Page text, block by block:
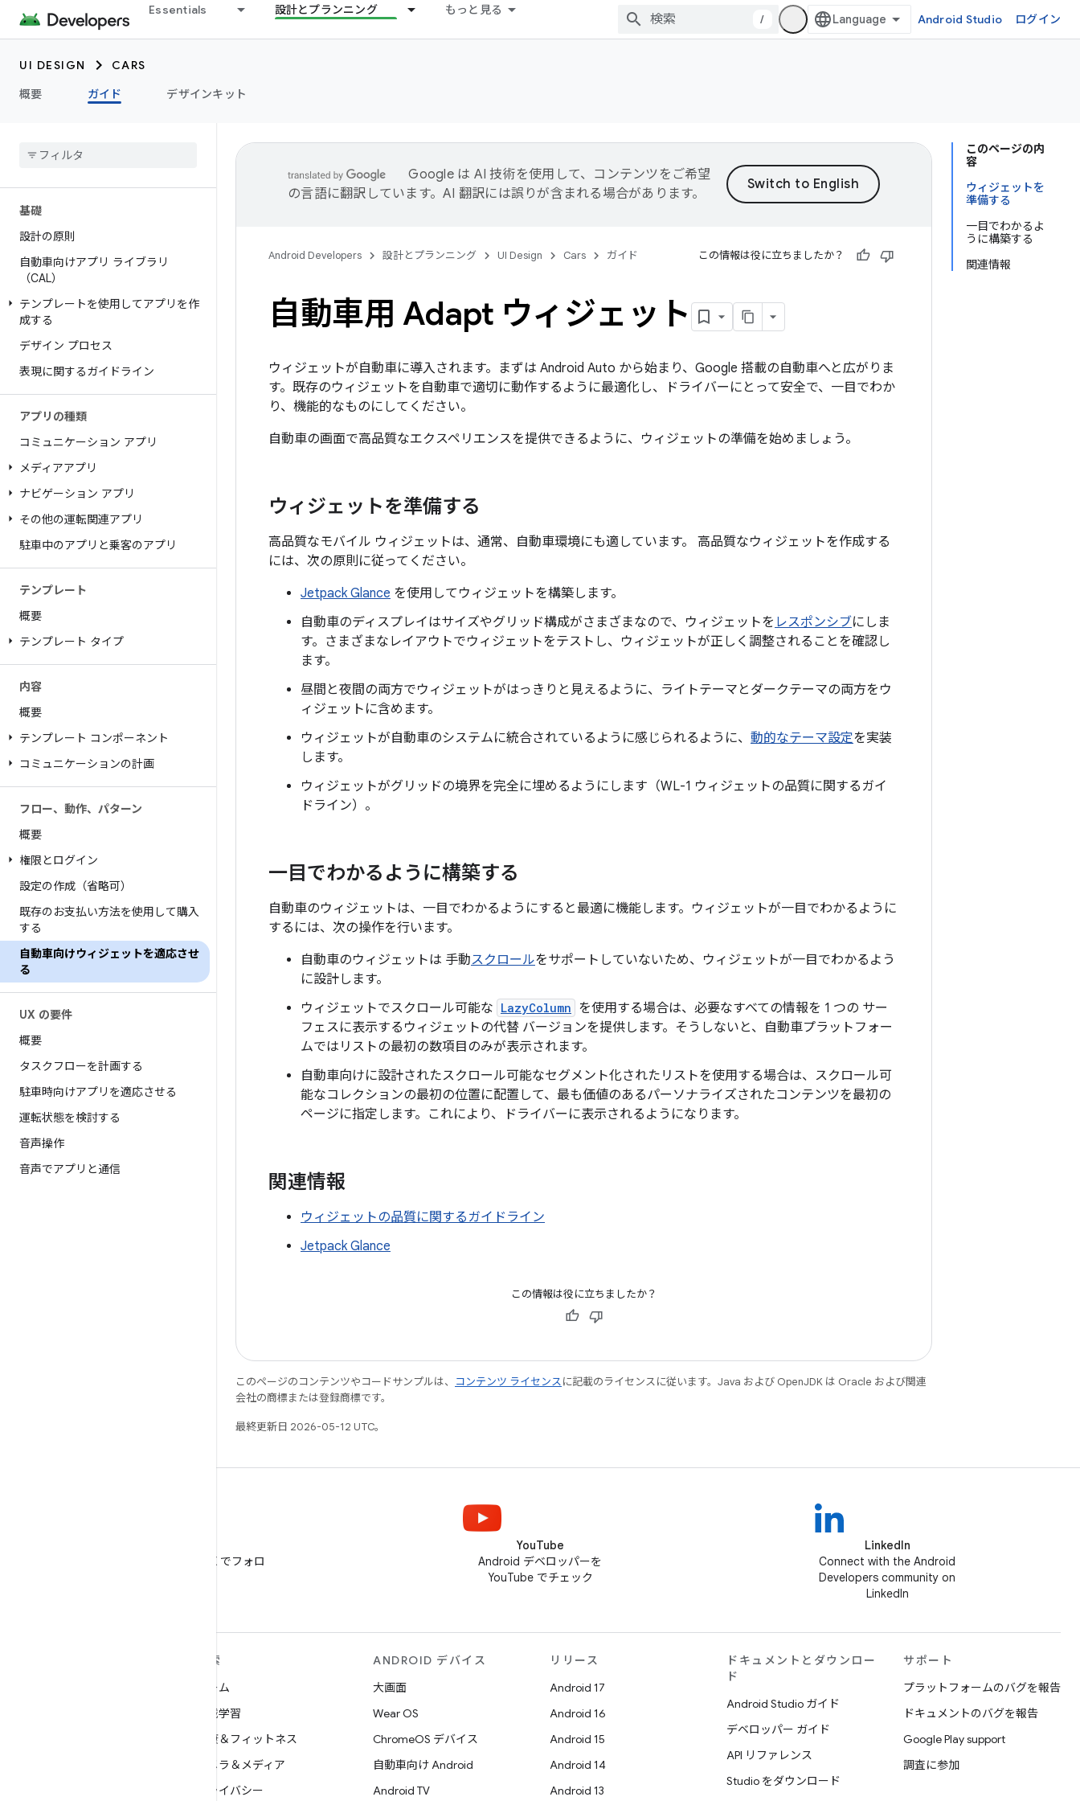
Essentials 設計とプランニング もっと見る
/ Android Studio ログイン
UI DESIGN
CARS
概要
ガイド デザインキット
基礎
設計の原則
自動車向けアプリ ライブラリ
（CAL）
テンプレートを使用してアプリを作
成する
デザイン プロセス
表現に関するガイドライン
アプリの種類
コミュニケーション アプリ
メディアアプリ
ナビゲーション アプリ
その他の運転関連アプリ
駐車中のアプリと乗客のアプリ
テンプレート
概要
テンプレート タイプ
内容
概要
テンプレート コンポーネント
コミュニケーションの計画
フロー、動作、パターン
概要
権限とログイン
設定の作成（省略可）
既存のお支払い方法を使用して購入
する
自動車向けウィジェットを適応させ
る
UX の要件
概要
タスクフローを計画する
駐車時向けアプリを適応させる
運転状態を検討する
音声操作
音声でアプリと通信
このページの内
容
ウィジェットを
準備する
一目でわかるよ
うに構築する
関連情報
Google は AI 技術を使用して、コンテンツをご希望
の言語に翻訳しています。AI 翻訳には誤りが含まれる場合があります。
Android Developers 設計とプランニング UI Design Cars ガイド この情報は役に立ちましたか？
自動車用 Adapt ウィジェット
ウィジェットが自動車に導入されます。まずは Android Auto から始まり、Google 搭載の自動車へと広がりま
す。既存のウィジェットを自動車で適切に動作するように最適化し、ドライバーにとって安全で、一目でわか
り、機能的なものにしてください。
自動車の画面で高品質なエクスペリエンスを提供できるように、ウィジェットの準備を始めましょう。
ウィジェットを準備する
高品質なモバイル ウィジェットは、通常、自動車環境にも適しています。 高品質なウィジェットを作成する
には、次の原則に従ってください。
Jetpack Glance を使用してウィジェットを構築します。
自動車のディスプレイはサイズやグリッド構成がさまざまなので、ウィジェットを レスポンシブにしま
す。さまざまなレイアウトでウィジェットをテストし、ウィジェットが正しく調整されることを確認し
ます。
昼間と夜間の両方でウィジェットがはっきりと見えるように、ライトテーマとダークテーマの両方をウ
ィジェットに含めます。
ウィジェットが自動車のシステムに統合されているように感じられるように、 動的なテーマ設定を実装
します。
ウィジェットがグリッドの境界を完全に埋めるようにします（WL-1 ウィジェットの品質に関するガイ
ドライン）。
一目でわかるように構築する
自動車のウィジェットは、一目でわかるようにすると最適に機能します。ウィジェットが一目でわかるように
するには、次の操作を行います。
自動車のウィジェットは 手動スクロールをサポートしていないため、ウィジェットが一目でわかるよう
に設計します。
ウィジェットでスクロール可能な LazyColumn を使用する場合は、必要なすべての情報を 1 つの サー
フェスに表示するウィジェットの代替 バージョンを提供します。そうしないと、自動車プラットフォー
ムではリストの最初の数項目のみが表示されます。
自動車向けに設計されたスクロール可能なセグメント化されたリストを使用する場合は、スクロール可
能なコレクションの最初の位置に配置して、最も価値のあるパーソナライズされたコンテンツを最初の
ページに指定します。これにより、ドライバーに表示されるようになります。
関連情報
ウィジェットの品質に関するガイドライン
Jetpack Glance
この情報は役に立ちましたか？
このページのコンテンツやコードサンプルは、 コンテンツ ライセンスに記載のライセンスに従います。Java および OpenJDK は Oracle および関連
会社の商標または登録商標です。
最終更新日 2026-05-12 UTC。
@AndroidDev を X でフォロ
YouTube
Android デベロッパーを
YouTube でチェック
LinkedIn
Connect with the Android
Developers community on
LinkedIn
探索
ゲーム
機械学習
健康＆フィットネス
カメラ＆メディア
プライバシー
ANDROID デバイス
大画面
Wear OS
ChromeOS デバイス
自動車向け Android
Android TV
リリース
Android 17
Android 16
Android 15
Android 14
Android 13
ドキュメントとダウンロー
ド
Android Studio ガイド
デベロッパー ガイド
API リファレンス
Studio をダウンロード
サポート
プラットフォームのバグを報告
ドキュメントのバグを報告
Google Play support
調査に参加